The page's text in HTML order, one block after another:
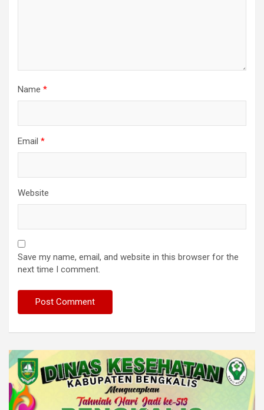
Name *
Email *
Website
Save my name, email, and website in this browser for the
next time I comment.